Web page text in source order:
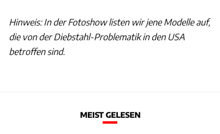
Hinweis: In der Fotoshow listen wir jene Modelle auf,
die von der Diebstahl-Problematik in den USA
betroffen sind.
MEIST GELESEN